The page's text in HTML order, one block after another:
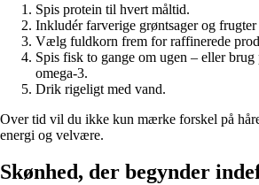
Spis protein til hvert måltid.
Inkludér farverige grøntsager og
Vælg fuldkorn frem for raffinerede
Spis fisk to gange om ugen – eller
omega-3.
Drik rigeligt med vand.
Over tid vil du ikke kun mærke forskel på
energi og velvære.
Skønhed, der begynder